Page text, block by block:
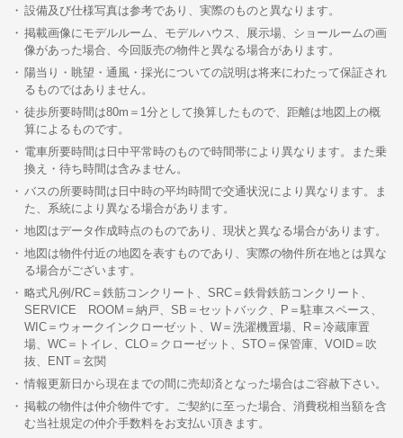
設備及び仕様写真は参考であり、実際のものと異なります。
掲載画像にモデルルーム、モデルハウス、展示場、ショールームの画
像があった場合、今回販売の物件と異なる場合があります。
陽当り・眺望・通風・採光についての説明は将来にわたって保証され
るものではありません。
徒歩所要時間は80m＝1分として換算したもので、距離は地図上の概
算によるものです。
電車所要時間は日中平常時のもので時間帯により異なります。また乗
換え・待ち時間は含みません。
バスの所要時間は日中時の平均時間で交通状況により異なります。ま
た、系統により異なる場合があります。
地図はデータ作成時点のものであり、現状と異なる場合があります。
地図は物件付近の地図を表すものであり、実際の物件所在地とは異な
る場合がございます。
略式凡例/RC＝鉄筋コンクリート、SRC＝鉄骨鉄筋コンクリート、
SERVICE ROOM＝納戸、SB＝セットバック、P＝駐車スペース、
WIC＝ウォークインクローゼット、W＝洗濯機置場、R＝冷蔵庫置
場、WC＝トイレ、CLO＝クローゼット、STO＝保管庫、VOID＝吹
抜、ENT＝玄関
情報更新日から現在までの間に売却済となった場合はご容赦下さい。
掲載の物件は仲介物件です。ご契約に至った場合、消費税相当額を含
む当社規定の仲介手数料をお支払い頂きます。